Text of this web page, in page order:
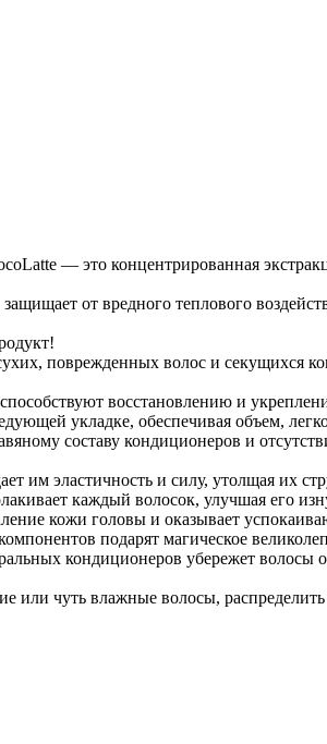
— это концентрированная
от вредного теплового
поврежденных волос и секущихся
восстановлению и
укладке, обеспечивая объем,
составу кондиционеров и
им эластичность и силу, утолщая их
каждый волосок, улучшая его
кожи головы и оказывает
подарят магическое
кондиционеров убережет
или чуть влажные волосы,